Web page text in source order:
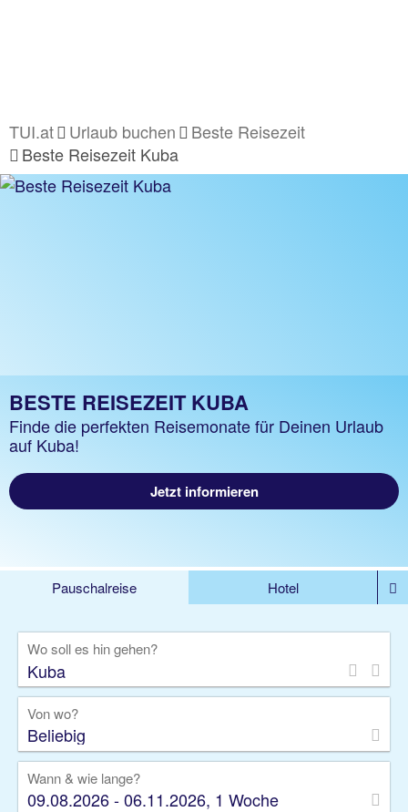
TUI.at Urlaub buchen
Beste Reisezeit
Beste Reisezeit Kuba
BESTE REISEZEIT KUBA
Finde die perfekten Reisemonate für Deinen Urlaub
auf Kuba!
Jetzt informieren
Pauschalreise
Hotel
Rundreise
Kreuzfahrt
Gruppenreise
Camper Privattransfer
Wo soll es hin gehen?
Von wo?
Beliebig
Wann & wie lange?
09.08.2026 - 06.11.2026, 1 Woche